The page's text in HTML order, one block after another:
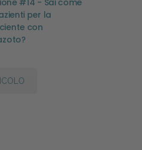
#14 - Sai come
per la
con